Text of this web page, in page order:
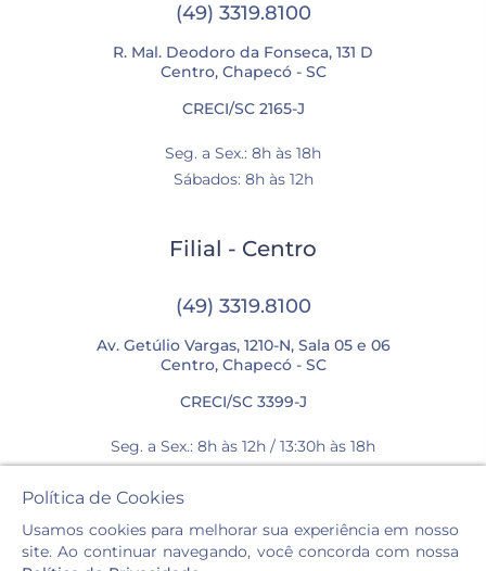
(49) 3319.8100
R. Mal. Deodoro da Fonseca, 131 D
Centro, Chapecó - SC
CRECI/SC 2165-J
Seg. a Sex.: 8h às 18h
Sábados: 8h às 12h
Filial - Centro
(49) 3319.8100
Av. Getúlio Vargas, 1210-N, Sala 05 e 06
Centro, Chapecó - SC
CRECI/SC 3399-J
Seg. a Sex.: 8h às 12h / 13:30h às 18h
Sábados: 8h às 12h
Política de Cookies
Usamos cookies para melhorar sua experiência em nosso
site. Ao continuar navegando, você concorda com nossa